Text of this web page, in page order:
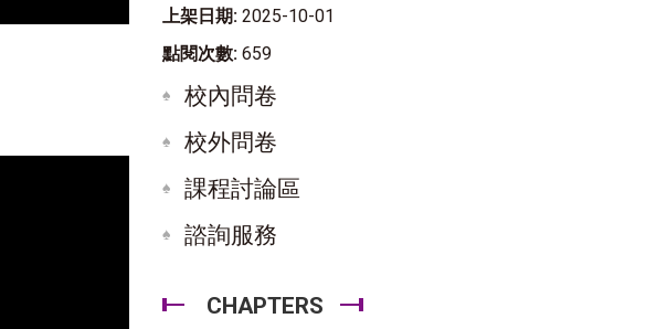
上架日期: 2025-10-01
點閱次數: 659
校內問卷
校外問卷
課程討論區
諮詢服務
CHAPTERS